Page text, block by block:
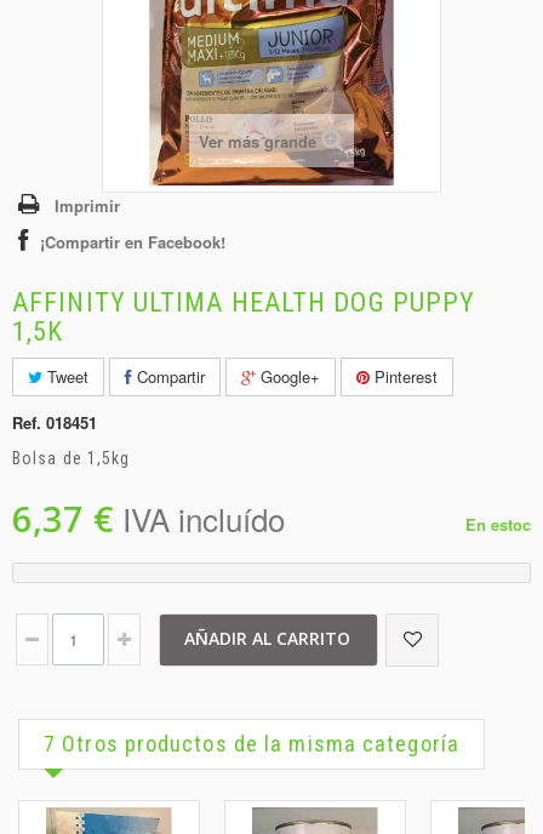
Ver más grande
Imprimir
¡Compartir en Facebook!
AFFINITY ULTIMA HEALTH DOG PUPPY
1,5K
Tweet Compartir Google+
Pinterest
Ref. 018451
Bolsa de 1,5kg
6,37 € IVA incluído En estoc
AÑADIR AL CARRITO
7 Otros productos de la misma categoría